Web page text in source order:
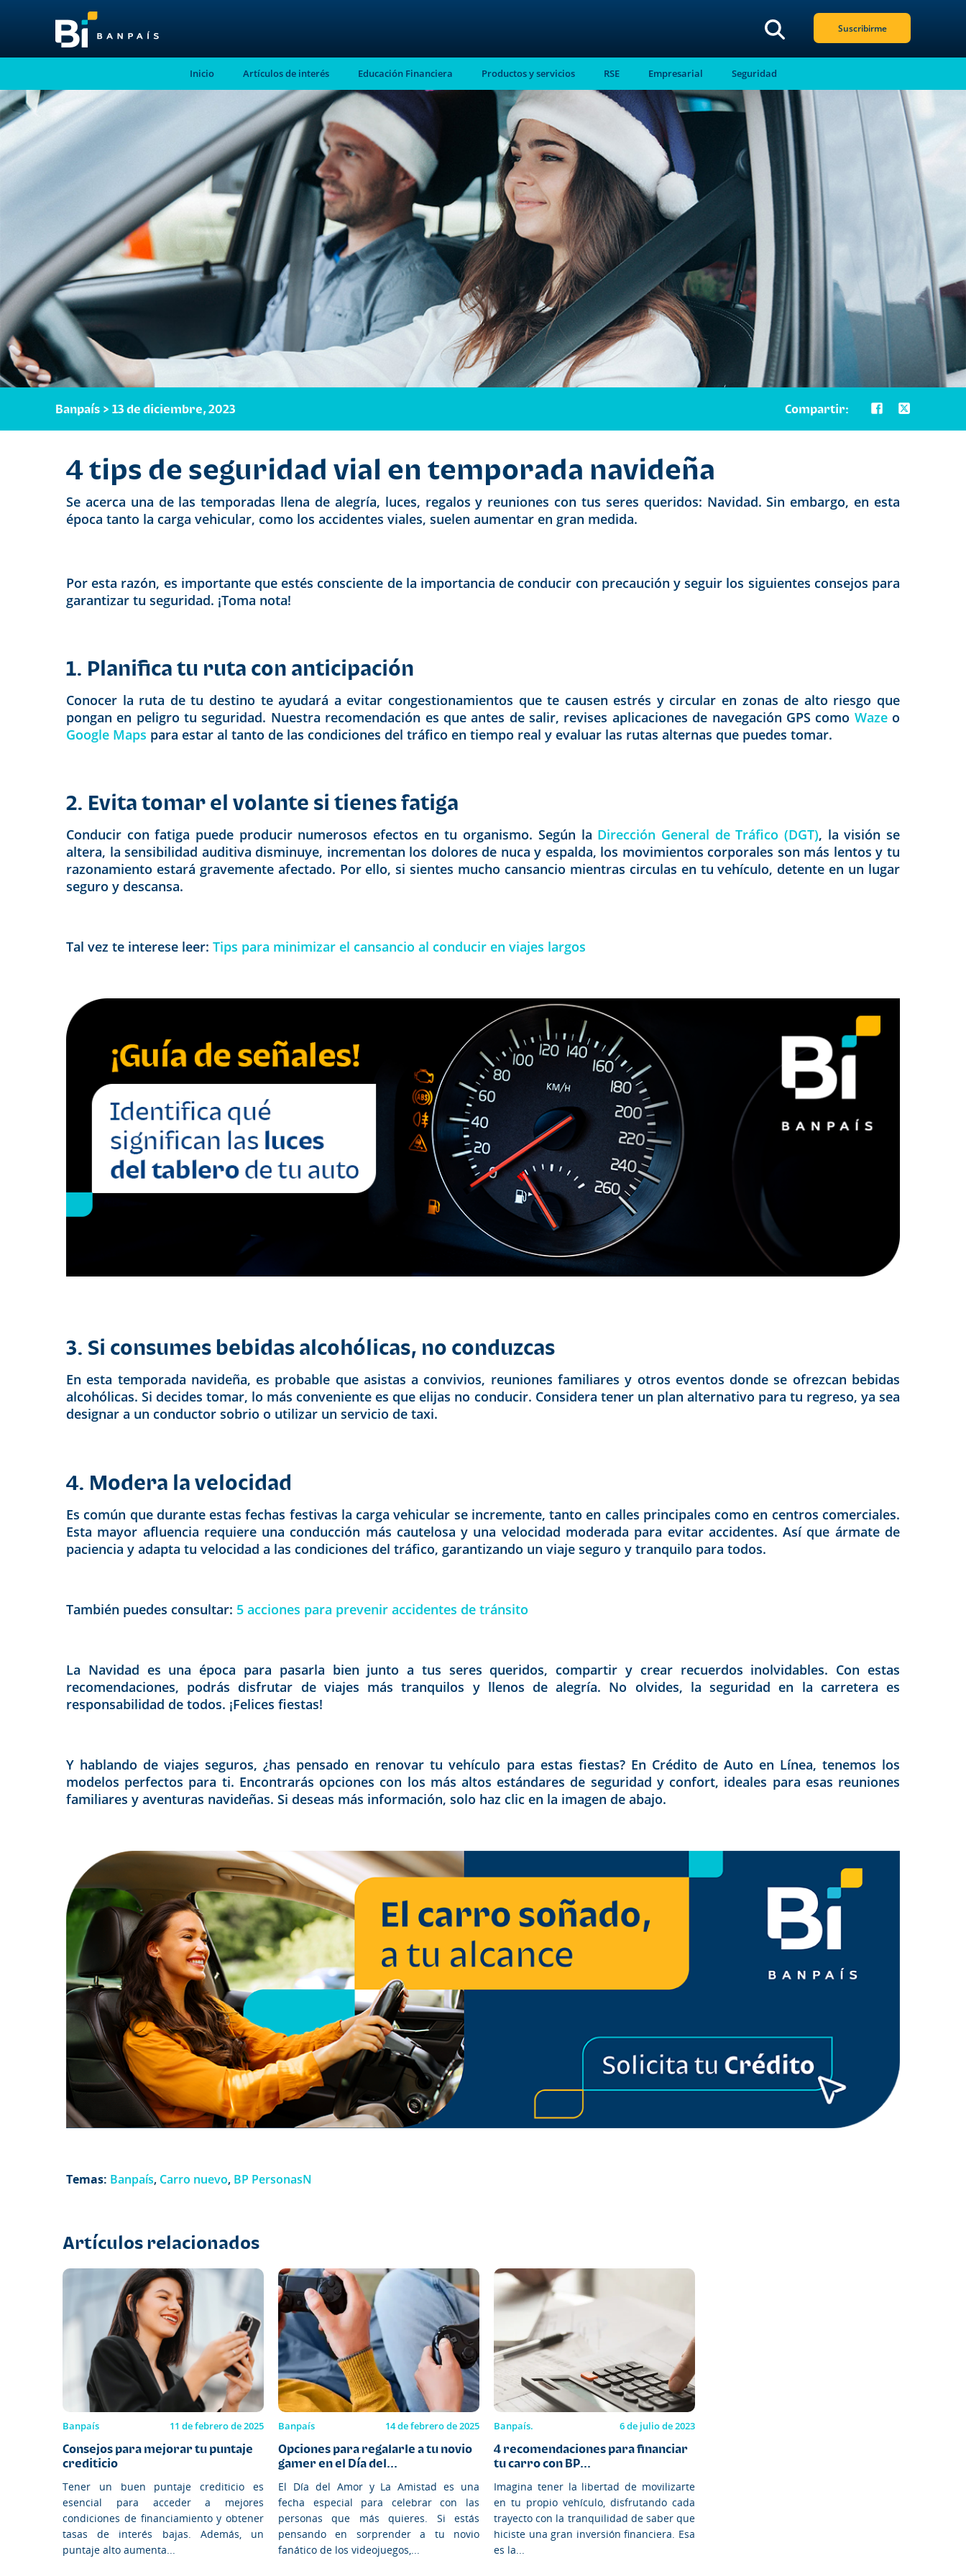
Suscribirme
¡No te pierdas nuestro
nuevo contenido!
Suscríbete a nuestro blog y recibe mensualmente en tu
correo electrónico, las noticias más relevantes.
Inicio Artículos de interés Educación Financiera Productos y servicios RSE Empresarial Seguridad
Banpaís > 13 de diciembre, 2023 Compartir:
4 tips de seguridad vial en temporada navideña
Se acerca una de las temporadas llena de alegría, luces, regalos y reuniones con tus seres queridos: Navidad. Sin embargo, en esta
época tanto la carga vehicular, como los accidentes viales, suelen aumentar en gran medida.
Por esta razón, es importante que estés consciente de la importancia de conducir con precaución y seguir los siguientes consejos para
garantizar tu seguridad. ¡Toma nota!
1. Planifica tu ruta con anticipación
Conocer la ruta de tu destino te ayudará a evitar congestionamientos que te causen estrés y circular en zonas de alto riesgo que
pongan en peligro tu seguridad. Nuestra recomendación es que antes de salir, revises aplicaciones de navegación GPS como Wazeo
Google Maps para estar al tanto de las condiciones del tráfico en tiempo real y evaluar las rutas alternas que puedes tomar.
2. Evita tomar el volante si tienes fatiga
Conducir con fatiga puede producir numerosos efectos en tu organismo. Según la Dirección General de Tráfico (DGT), la visión se
altera, la sensibilidad auditiva disminuye, incrementan los dolores de nuca y espalda, los movimientos corporales son más lentos y tu
razonamiento estará gravemente afectado. Por ello, si sientes mucho cansancio mientras circulas en tu vehículo, detente en un lugar
seguro y descansa.
Tal vez te interese leer: Tips para minimizar el cansancio al conducir en viajes largos
3. Si consumes bebidas alcohólicas, no conduzcas
En esta temporada navideña, es probable que asistas a convivios, reuniones familiares y otros eventos donde se ofrezcan bebidas
alcohólicas. Si decides tomar, lo más conveniente es que elijas no conducir. Considera tener un plan alternativo para tu regreso, ya sea
designar a un conductor sobrio o utilizar un servicio de taxi.
4. Modera la velocidad
Es común que durante estas fechas festivas la carga vehicular se incremente, tanto en calles principales como en centros comerciales.
Esta mayor afluencia requiere una conducción más cautelosa y una velocidad moderada para evitar accidentes. Así que ármate de
paciencia y adapta tu velocidad a las condiciones del tráfico, garantizando un viaje seguro y tranquilo para todos.
También puedes consultar: 5 acciones para prevenir accidentes de tránsito
La Navidad es una época para pasarla bien junto a tus seres queridos, compartir y crear recuerdos inolvidables. Con estas
recomendaciones, podrás disfrutar de viajes más tranquilos y llenos de alegría. No olvides, la seguridad en la carretera es
responsabilidad de todos. ¡Felices fiestas!
Y hablando de viajes seguros, ¿has pensado en renovar tu vehículo para estas fiestas? En Crédito de Auto en Línea, tenemos los
modelos perfectos para ti. Encontrarás opciones con los más altos estándares de seguridad y confort, ideales para esas reuniones
familiares y aventuras navideñas. Si deseas más información, solo haz clic en la imagen de abajo.
Temas: Banpaís, Carro nuevo, BP PersonasN
Artículos relacionados
Banpaís 11 de febrero de 2025
Consejos para mejorar tu puntaje
crediticio
Tener un buen puntaje crediticio es
esencial para acceder a mejores
condiciones de financiamiento y obtener
tasas de interés bajas. Además, un
puntaje alto aumenta...
Banpaís 14 de febrero de 2025
Opciones para regalarle a tu novio
gamer en el Día del...
El Día del Amor y La Amistad es una
fecha especial para celebrar con las
personas que más quieres. Si estás
pensando en sorprender a tu novio
fanático de los videojuegos,...
Banpaís. 6 de julio de 2023
4 recomendaciones para financiar
tu carro con BP...
Imagina tener la libertad de movilizarte
en tu propio vehículo, disfrutando cada
trayecto con la tranquilidad de saber que
hiciste una gran inversión financiera. Esa
es la...